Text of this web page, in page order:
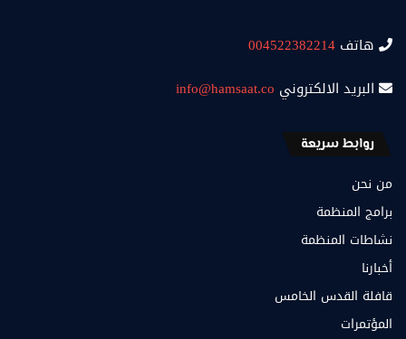
هاتف 004522382214
البريد الالكتروني info@hamsaat.co
روابط سريعة
من نحن
برامج المنظمة
نشاطات المنظمة
أخبارنا
قافلة القدس الخامس
المؤتمرات